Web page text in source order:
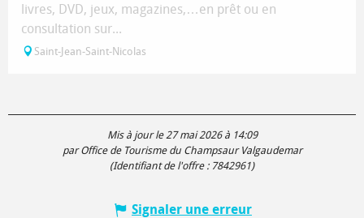
livres, DVD, jeux, magazines,…en prêt ou en
consultation sur...
Saint-Jean-Saint-Nicolas
Mis à jour le 27 mai 2026 à 14:09
par Office de Tourisme du Champsaur Valgaudemar
(Identifiant de l'offre : 7842961)
Signaler une erreur